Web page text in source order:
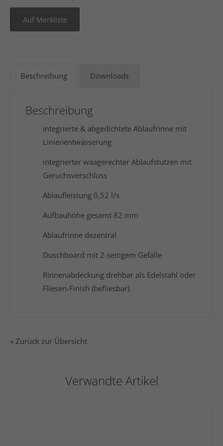
Beschreibung Downloads
Beschreibung
integrierte & abgedichtete Ablaufrinne mit
Linienentwässerung
integrierter waagerechter Ablaufstutzen mit
Geruchsverschluss
Ablaufleistung 0,52 l/s
Aufbauhöhe gesamt 82 mm
Ablaufrinne dezentral
Duschboard mit 2-seitigem Gefälle
Rinnenabdeckung drehbar als Edelstahl oder
Fliesen-Finish (befliesbar)
« Zurück zur Übersicht
Verwandte Artikel